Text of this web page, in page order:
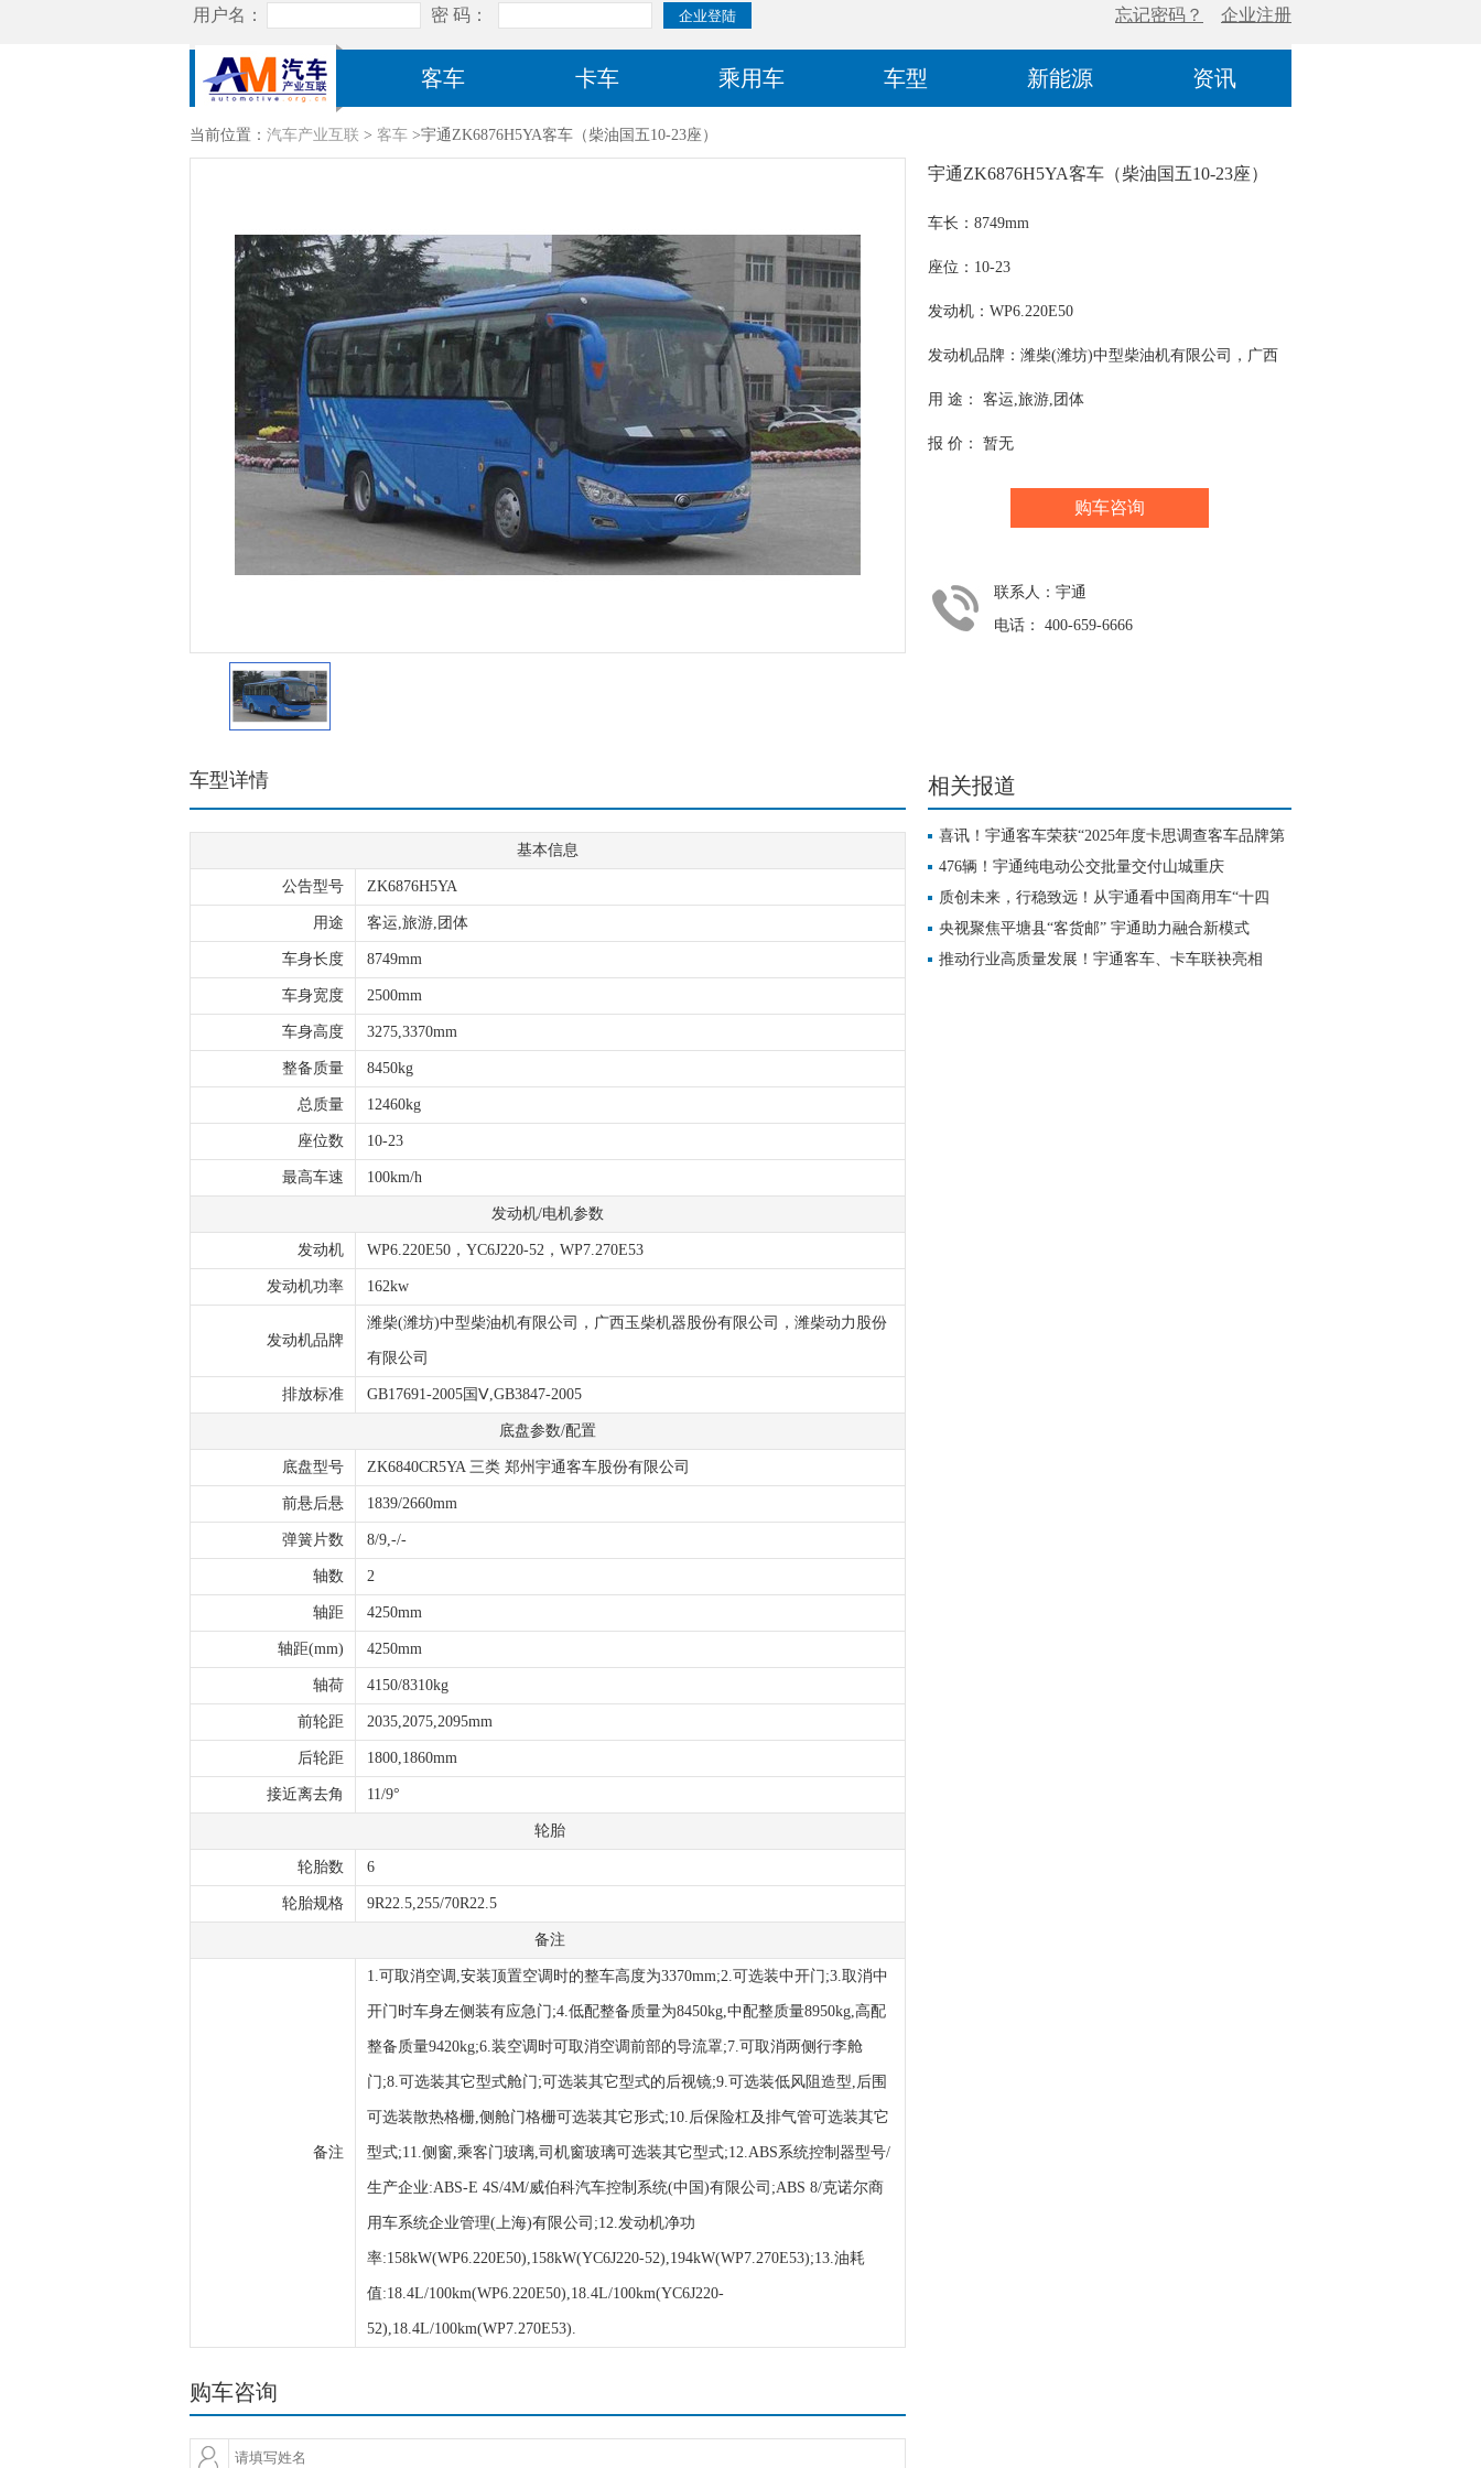
客车 卡车 乘用车 车型 新能源 资讯
当前位置： 汽车产业互联 > 客车 >宇通ZK6876H5YA客车（柴油国五10-23座）
车型详情
基本信息
公告型号 ZK6876H5YA
用途 客运,旅游,团体
车身长度 8749mm
车身宽度 2500mm
车身高度 3275,3370mm
整备质量 8450kg
总质量 12460kg
座位数 10-23
最高车速 100km/h
发动机/电机参数
发动机 WP6.220E50，YC6J220-52，WP7.270E53
发动机功率 162kw
发动机品牌
潍柴(潍坊)中型柴油机有限公司，广西玉柴机器股份有限公司，潍柴动力股份
有限公司
排放标准 GB17691-2005国Ⅴ,GB3847-2005
底盘参数/配置
底盘型号 ZK6840CR5YA 三类 郑州宇通客车股份有限公司
前悬后悬 1839/2660mm
弹簧片数 8/9,-/-
轴数 2
轴距 4250mm
轴距(mm) 4250mm
轴荷 4150/8310kg
前轮距 2035,2075,2095mm
后轮距 1800,1860mm
接近离去角 11/9°
轮胎
轮胎数 6
轮胎规格 9R22.5,255/70R22.5
备注
备注
1.可取消空调,安装顶置空调时的整车高度为3370mm;2.可选装中开门;3.取消中
开门时车身左侧装有应急门;4.低配整备质量为8450kg,中配整质量8950kg,高配
整备质量9420kg;6.装空调时可取消空调前部的导流罩;7.可取消两侧行李舱
门;8.可选装其它型式舱门;可选装其它型式的后视镜;9.可选装低风阻造型,后围
可选装散热格栅,侧舱门格栅可选装其它形式;10.后保险杠及排气管可选装其它
型式;11.侧窗,乘客门玻璃,司机窗玻璃可选装其它型式;12.ABS系统控制器型号/
生产企业:ABS-E 4S/4M/威伯科汽车控制系统(中国)有限公司;ABS 8/克诺尔商
用车系统企业管理(上海)有限公司;12.发动机净功
率:158kW(WP6.220E50),158kW(YC6J220-52),194kW(WP7.270E53);13.油耗
值:18.4L/100km(WP6.220E50),18.4L/100km(YC6J220-
52),18.4L/100km(WP7.270E53).
购车咨询
宇通ZK6876H5YA客车（柴油国五10-23座）
车长：8749mm
座位：10-23
发动机：WP6.220E50
发动机品牌：潍柴(潍坊)中型柴油机有限公司，广西
玉柴机器股份有限公司，潍柴动力股份有限公司
用 途： 客运,旅游,团体
报 价： 暂无
购车咨询
联系人：宇通
电话： 400-659-6666
相关报道
喜讯！宇通客车荣获“2025年度卡思调查客车品牌第
一名”
476辆！宇通纯电动公交批量交付山城重庆
质创未来，行稳致远！从宇通看中国商用车“十四
五”答卷
央视聚焦平塘县“客货邮” 宇通助力融合新模式
推动行业高质量发展！宇通客车、卡车联袂亮相